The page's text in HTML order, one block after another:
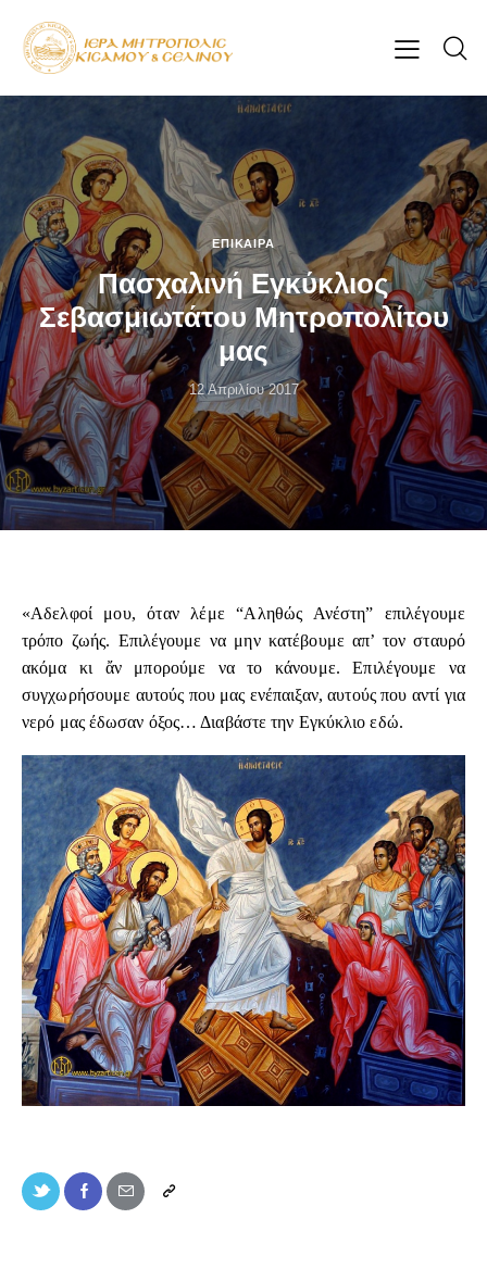
ΕΠΊΚΑΙΡΑ
Πασχαλινή Εγκύκλιος
Σεβασμιωτάτου Μητροπολίτου
μας
12 Απριλίου 2017
«Αδελφοί μου, όταν λέμε “Αληθώς Ανέστη” επιλέγουμε
τρόπο ζωής. Επιλέγουμε να μην κατέβουμε απ’ τον σταυρό
ακόμα κι ἄν μπορούμε να το κάνουμε. Επιλέγουμε να
συγχωρήσουμε αυτούς που μας ενέπαιξαν, αυτούς που αντί για
νερό μας έδωσαν όξος… Διαβάστε την Εγκύκλιο εδώ.